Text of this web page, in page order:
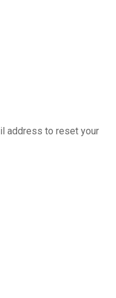
address to reset your